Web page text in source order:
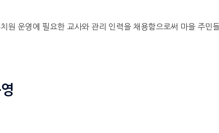
원 운영에 필요한 교사와 관리 인력을 채용함으로써 마을 주민